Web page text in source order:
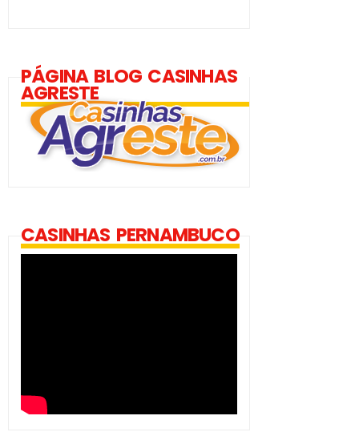
PÁGINA BLOG CASINHAS
AGRESTE
CASINHAS PERNAMBUCO